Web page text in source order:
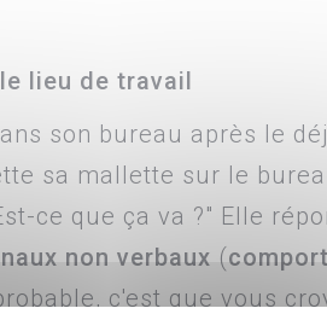
lieu de travail
son bureau après le
sa mallette sur le
ce que ça va ?" Elle
non verbaux (
c'est que vous